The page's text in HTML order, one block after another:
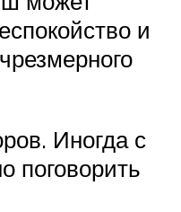
и
Иногда с
поговорить